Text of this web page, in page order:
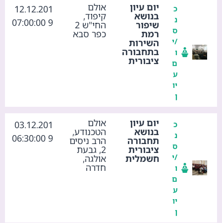
כ
נ
ס
/י
ו
ם
ע
יו
ן
יום עיון
בנושא
שיפור
רמת
השירות
בתחבורה
ציבורית
אולם
קיפוד,
החי"ש 2
כפר סבא
12.12.201
9 07:00:00
כ
נ
ס
/י
ו
ם
ע
יו
ן
יום עיון
בנושא
תחבורה
ציבורית
חשמלית
אולם
הטכנודע,
הרב ניסים
2, גבעת
אולגה,
חדרה
03.12.201
9 06:30:00